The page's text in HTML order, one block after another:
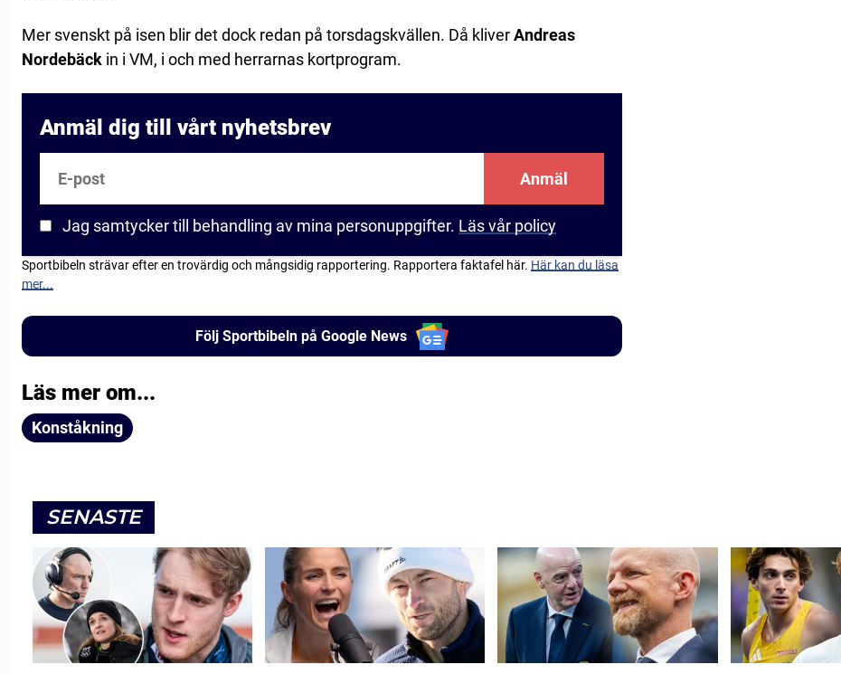
Mer svenskt på isen blir det dock redan på torsdagskvällen. Då kliverAndreas
Nordebäck in i VM, i och med herrarnas kortprogram.
Anmäl dig till vårt nyhetsbrev
Anmäl
Jag samtycker till behandling av mina personuppgifter. Läs vår policy
Sportbibeln strävar efter en trovärdig och mångsidig rapportering. Rapportera faktafel här. Här kan du läsa
mer...
Följ Sportbibeln på Google News
Läs mer om...
Konståkning
SENASTE